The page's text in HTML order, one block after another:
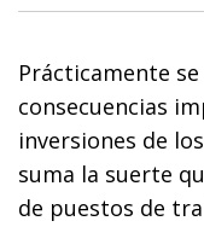
Prácticamente
consecuencias
inversiones de
suma la suerte
de puestos de